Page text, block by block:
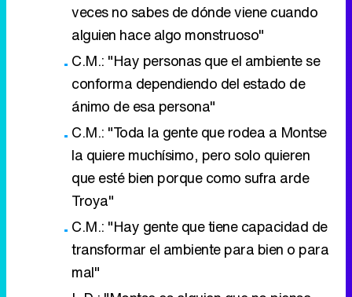
veces no sabes de dónde viene cuando
alguien hace algo monstruoso"
C.M.: "Hay personas que el ambiente se
conforma dependiendo del estado de
ánimo de esa persona"
C.M.: "Toda la gente que rodea a Montse
la quiere muchísimo, pero solo quieren
que esté bien porque como sufra arde
Troya"
C.M.: "Hay gente que tiene capacidad de
transformar el ambiente para bien o para
mal"